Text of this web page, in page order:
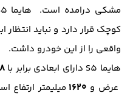
کوچک قرار دارد و نباید
واقعی را از این خودرو داشت.
هایما S5 دارای ابعادی برابر با
عرض و ۱۶۲۰ میلیمتر